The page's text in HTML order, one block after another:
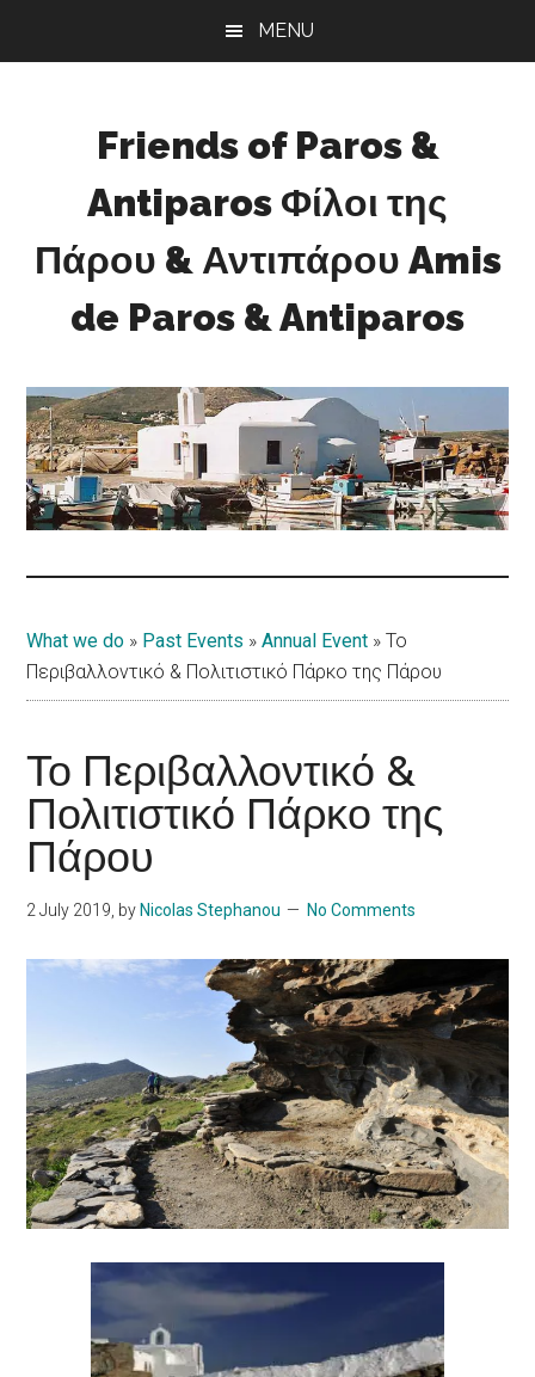
MENU
Friends of Paros &
Antiparos Φίλοι της
Πάρου & Αντιπάρου Amis
de Paros & Antiparos
development
for
Paros
&
Antiparos
What we do » Past Events »Annual Event »Το
Περιβαλλοντικό & Πολιτιστικό Πάρκο της Πάρου
Το Περιβαλλοντικό &
Πολιτιστικό Πάρκο της
Πάρου
2 July 2019, by Nicolas Stephanou No Comments